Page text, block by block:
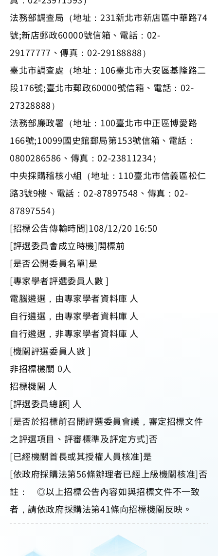
法務部調查局（地址：231新北市新店區中華路74
號;新店郵政60000號信箱、電話：02-
29177777、傳真：02-29188888）
臺北市調查處（地址：106臺北市大安區基隆路二
段176號;臺北市郵政60000號信箱、電話：02-
27328888）
法務部廉政署（地址：100臺北市中正區博愛路
166號;10099國史館郵局第153號信箱、電話：
0800286586、傳真：02-23811234）
中央採購稽核小組（地址：110臺北市信義區松仁
路3號9樓、電話：02-87897548、傳真：02-
87897554）
[招標公告傳輸時間]108/12/20 16:50
[評選委員會成立時機]開標前
[是否公開委員名單]是
[專家學者評選委員人數 ]
電腦遴選，由專家學者資料庫 人
自行遴選，由專家學者資料庫 人
自行遴選，非專家學者資料庫 人
[機關評選委員人數 ]
非招標機關 0人
招標機關 人
[評選委員總額] 人
[是否於招標前召開評選委員會議，審定招標文件
之評選項目、評審標準及評定方式]否
[已經機關首長或其授權人員核准]是
[依政府採購法第56條辦理者已經上級機關核准]否
註： ◎以上招標公告內容如與招標文件不一致
者，請依政府採購法第41條向招標機關反映。